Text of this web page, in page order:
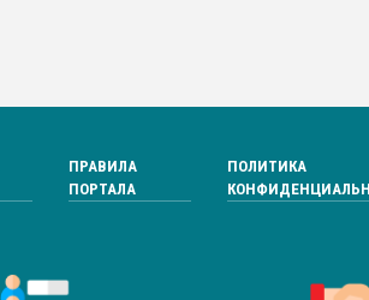
ПРАВИЛА
ПОРТАЛА
ПОЛИТИКА